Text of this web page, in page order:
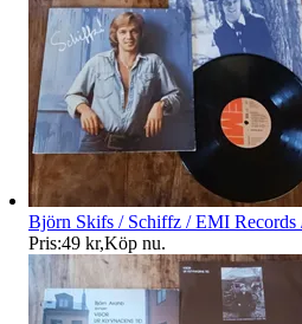
Björn Skifs / Schiffz / EMI Records
Pris:49 kr,Köp nu.